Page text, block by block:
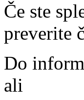
Če ste
preverite
Do
ali